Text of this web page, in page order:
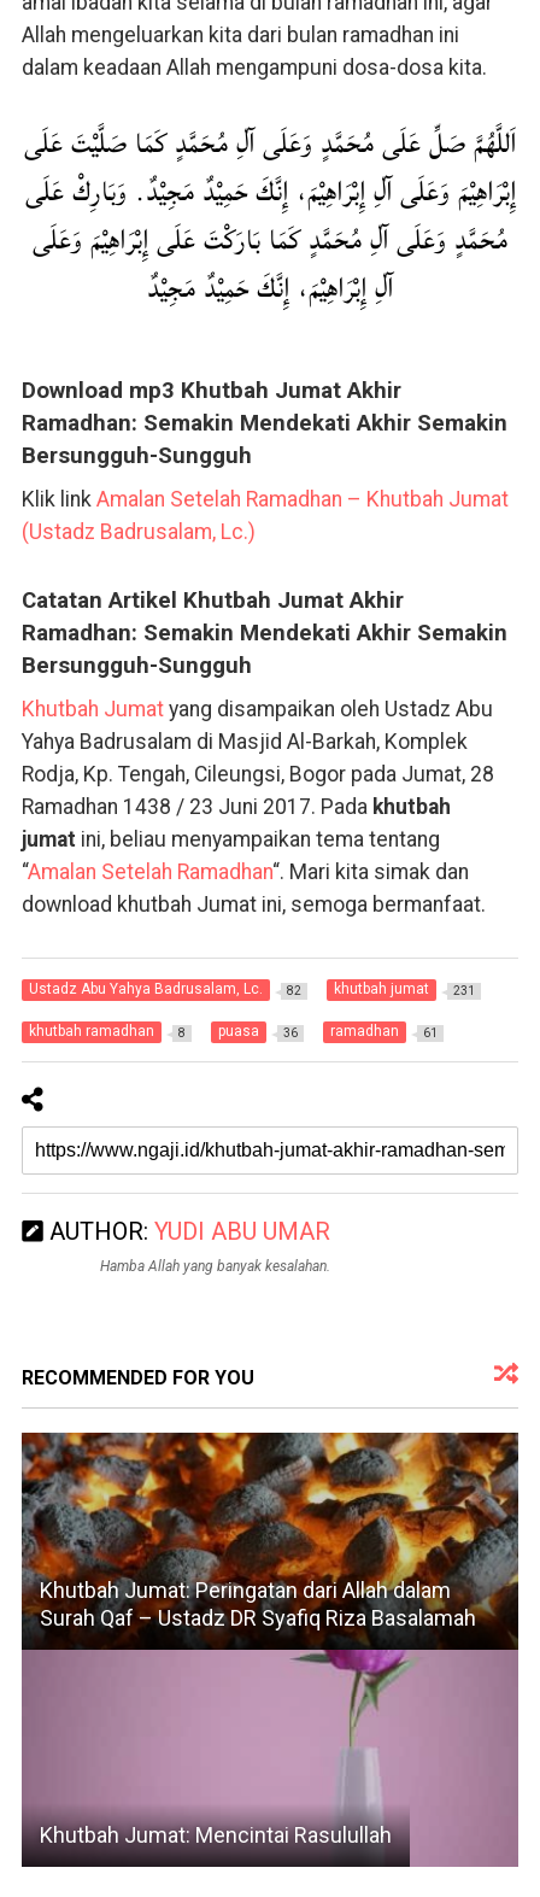
Allah mengeluarkan kita dari bulan ramadhan ini
dalam keadaan Allah mengampuni dosa-dosa kita.
اَللَّهُمَّ صَلِّ عَلَى مُحَمَّدٍ وَعَلَى آلِ مُحَمَّدٍ كَمَا صَلَّيْتَ عَلَى
إِبْرَاهِيْمَ وَعَلَى آلِ إِبْرَاهِيْمَ، إِنَّكَ حَمِيْدٌ مَجِيْدٌ. وَبَارِكْ عَلَى
مُحَمَّدٍ وَعَلَى آلِ مُحَمَّدٍ كَمَا بَارَكْتَ عَلَى إِبْرَاهِيْمَ وَعَلَى
آلِ إِبْرَاهِيْمَ، إِنَّكَ حَمِيْدٌ مَجِيْدٌ
Download mp3 Khutbah Jumat Akhir
Ramadhan: Semakin Mendekati Akhir Semakin
Bersungguh-Sungguh
Klik link Amalan Setelah Ramadhan – Khutbah Jumat
(Ustadz Badrusalam, Lc.)
Catatan Artikel Khutbah Jumat Akhir
Ramadhan: Semakin Mendekati Akhir Semakin
Bersungguh-Sungguh
Khutbah Jumatyang disampaikan oleh Ustadz Abu
Yahya Badrusalam di Masjid Al-Barkah, Komplek
Rodja, Kp. Tengah, Cileungsi, Bogor pada Jumat, 28
Ramadhan 1438 / 23 Juni 2017. Pada khutbah
jumat ini, beliau menyampaikan tema tentang
“Amalan Setelah Ramadhan“. Mari kita simak dan
download khutbah Jumat ini, semoga bermanfaat.
Ustadz Abu Yahya Badrusalam, Lc. 82 khutbah jumat 231
khutbah ramadhan 8 puasa 36 ramadhan 61
AUTHOR: YUDI ABU UMAR
Hamba Allah yang banyak kesalahan.
RECOMMENDED FOR YOU
Khutbah Jumat: Peringatan dari Allah dalam
Surah Qaf – Ustadz DR Syafiq Riza Basalamah
Khutbah Jumat: Mencintai Rasulullah